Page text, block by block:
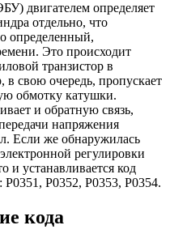
двигателем определяет
отдельно, что
определенный,
Это происходит
транзистор в
в свою очередь, пропускает
обмотку катушки.
и обратную связь,
напряжения
Если же обнаружилась
регулировки
и устанавливается код
Р0351, Р0352, Р0353, Р0354.
кода